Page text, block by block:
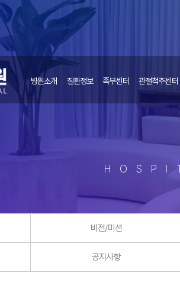
병원소개 질환정보 족부센터 관절척추센터
비전/미션
공지사항